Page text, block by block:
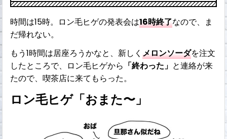
時間は15時。ロン毛ヒゲの発表会は16時終了なので、ま
だ帰れない。
もう1時間は居座ろうかなと、新しくメロンソーダを注文
したところで、ロン毛ヒゲから 「終わった」 と連絡が来
たので、喫茶店に来てもらった。
ロン毛ヒゲ「おまた〜」